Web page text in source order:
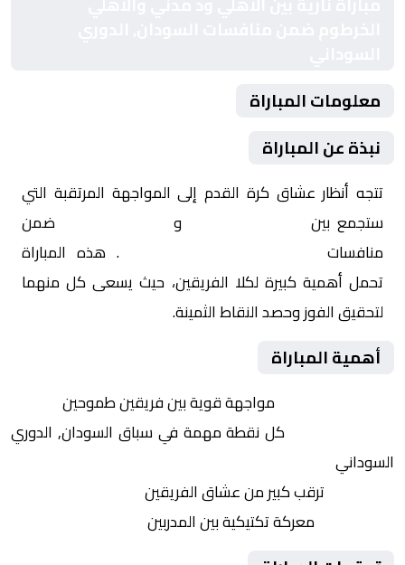
معلومات المباراة
نبذة عن المباراة
تتجه أنظار عشاق كرة القدم إلى المواجهة المرتقبة التي
ستجمع بين
و
ضمن
منافسات
. هذه المباراة
تحمل أهمية كبيرة لكلا الفريقين، حيث يسعى كل منهما
لتحقيق الفوز وحصد النقاط الثمينة.
أهمية المباراة
مواجهة قوية بين فريقين طموحين
كل نقطة مهمة في سباق السودان, الدوري
السوداني
ترقب كبير من عشاق الفريقين
معركة تكتيكية بين المدربين